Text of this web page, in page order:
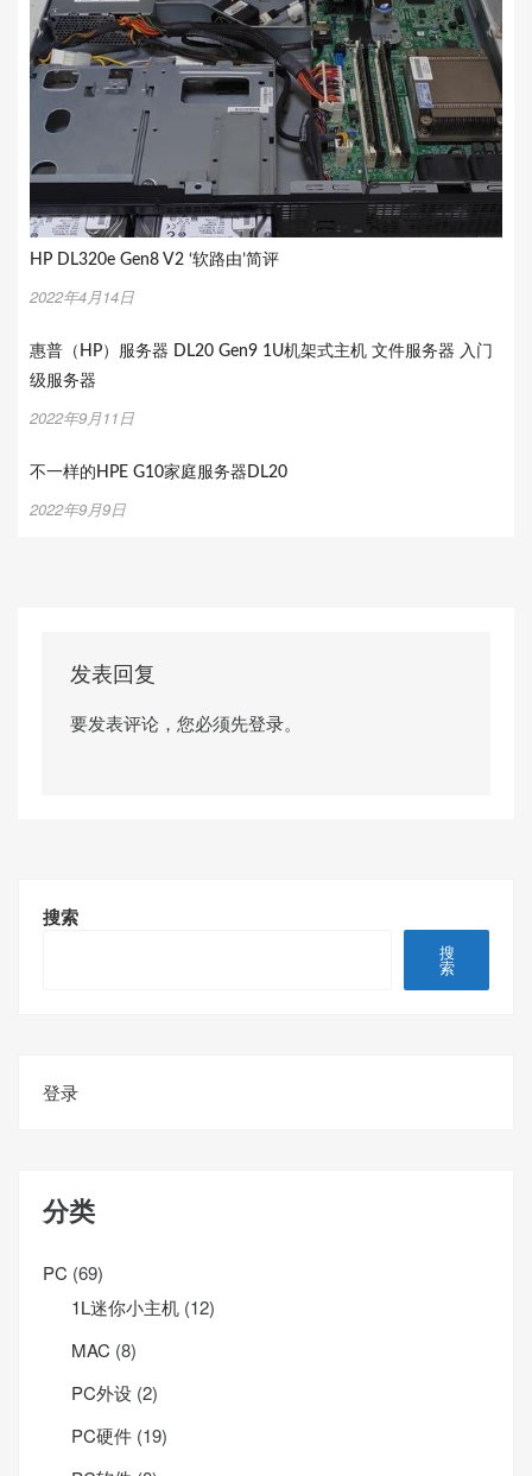
HP DL320e Gen8 V2 ‘软路由’简评
2022年4月14日
惠普（HP）服务器 DL20 Gen9 1U机架式主机 文件服务器 入门
级服务器
2022年9月11日
不一样的HPE G10家庭服务器DL20
2022年9月9日
发表回复
要发表评论，您必须先登录。
搜索
搜
索
登录
分类
PC (69)
1L迷你小主机 (12)
MAC (8)
PC外设 (2)
PC硬件 (19)